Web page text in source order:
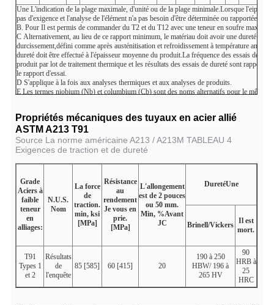
Une L'indication de la plage maximale, d'unité ou de la plage minimale.Lorsque l'eipses
pas d'exigence et l'analyse de l'élément n'a pas besoin d'être déterminée ou rapportée.
B. Pour Il est permis de commander du T2 et du T12 avec une teneur en soufre
C Alternativement, au lieu de ce rapport minimum, le matériau doit avoir une dureté
durcissement,défini comme après austénitisation et refroidissement à température
dureté doit être effectué à l'épaisseur moyenne du produit.La fréquence des essais de
produit par lot de traitement thermique et les résultats des essais de dureté sont rapportés
le rapport d'essai.
D S'applique à la fois aux analyses thermiques et aux analyses de produits.
E Les termes niobium (Nb) et columbium (Cb) sont des noms alternatifs pour le même
30N + 4Ni + 2Mn + 1Cu).
Propriétés mécaniques des tuyaux en acier allié
ASTM A213 T91
Source La norme américaine A213 / A213M TABLEAU 4
Exigences de traction et de dureté
Grade
Aciers à
faible
teneur
en
alliages:
N.U.S.
Nom
La force
de
traction.
min, ksi
[MPa]
Résistance
au
rendement
Je vous en
prie.
[MPa]
L'allongement
est de 2 pouces
ou 50 mm.
Min, %Avant
JC
DuretéUne
Brinell/Vickers Il est
mort.
T91
Types 1
et 2
Résultats
de
l'enquête
85 [585] 60 [415] 20
190 à 250
HBW/ 196 à
265 HV
90
HRB à
25
HRC